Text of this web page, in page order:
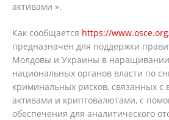
активами ».
Как сообщается https://
предназначен для поддержки
Молдовы и Украины в
национальных органов власти по
криминальных рисков, связанных с
активами и криптовалютами, с
обеспечения для аналитического